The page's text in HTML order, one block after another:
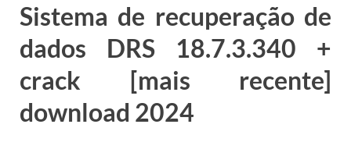
Sistema de recuperação de
dados DRS 18.7.3.340 +
crack [mais recente]
download 2024